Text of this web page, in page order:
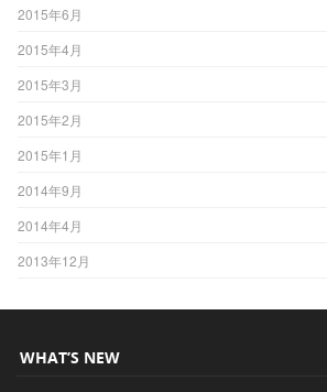
2015年6月
2015年4月
2015年3月
2015年2月
2015年1月
2014年9月
2014年4月
2013年12月
WHAT’S NEW